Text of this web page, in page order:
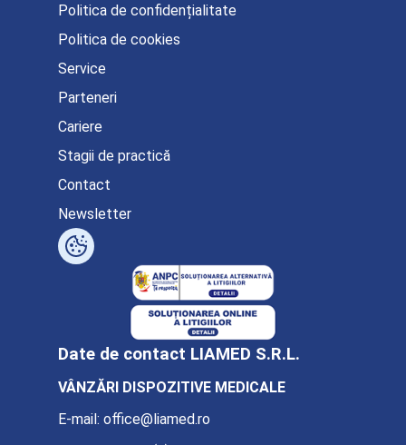
Date de contact LIAMED S.R.L.
VÂNZĂRI DISPOZITIVE MEDICALE
E-mail: office@liamed.ro
Politica de confidențialitate
Politica de cookies
Service
Parteneri
Cariere
Stagii de practică
Contact
Newsletter